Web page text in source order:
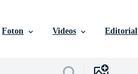
Foton Videos Editorial